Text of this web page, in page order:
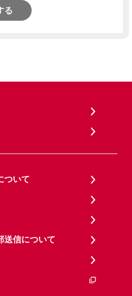
る
ついて
送信について